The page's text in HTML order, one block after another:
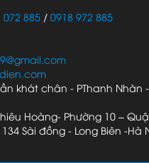
072 885 /0918 972 885
khát chân - PThanh Nhàn
Hoàng- Phường 10 –
Sài đồng - Long Biên -Hà